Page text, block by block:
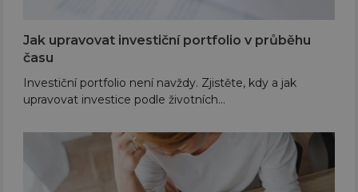
Jak upravovat investiční portfolio v průběhu
času
Investiční portfolio není navždy. Zjistěte, kdy a jak
upravovat investice podle životních…